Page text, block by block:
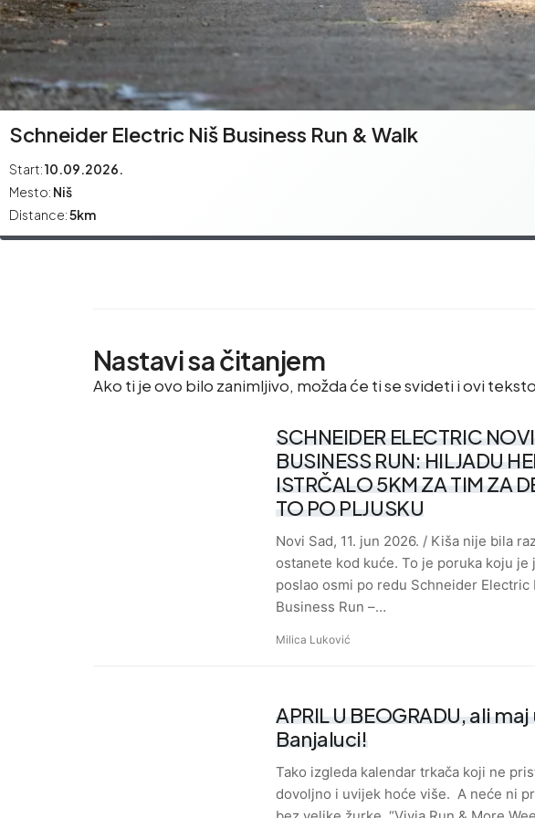
Schneider Electric Niš Business Run & Walk
Start:10.09.2026.
Mesto: Niš
Distance:5km
Nastavi sa čitanjem
Ako ti je ovo bilo zanimljivo, možda će ti se svideti i ovi
SCHNEIDER ELECTRIC
BUSINESS RUN: HILJADU
ISTRČALO 5KM ZA TIM ZA
TO PO PLJUSKU
Novi Sad, 11. jun 2026. / Kiša nije bila
ostanete kod kuće. To je poruka koju je
poslao osmi po redu Schneider Electric
Business Run –…
Milica Luković
APRIL U BEOGRADU, ali maj
Banjaluci!
Tako izgleda kalendar trkača koji ne
dovoljno i uvijek hoće više. A neće ni